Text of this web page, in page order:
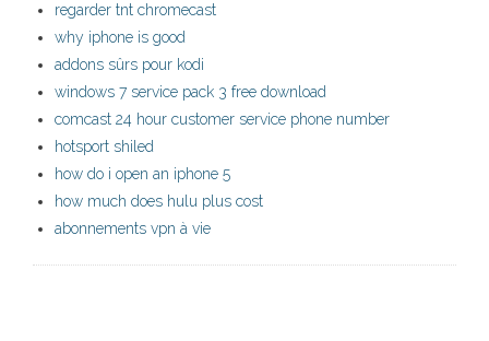
regarder tnt chromecast
why iphone is good
addons sûrs pour kodi
windows 7 service pack 3 free download
comcast 24 hour customer service phone number
hotsport shiled
how do i open an iphone 5
how much does hulu plus cost
abonnements vpn à vie